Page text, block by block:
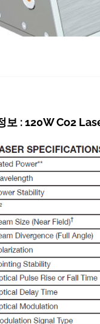
보 : 120W Co2